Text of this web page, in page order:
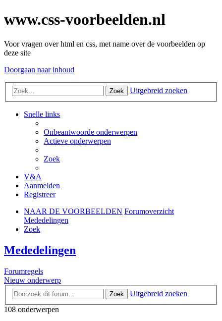
www.css-voorbeelden.nl
Voor vragen over html en css, met name over de voorbeelden op
deze site
Doorgaan naar inhoud
Zoek Uitgebreid zoeken
Snelle links
Onbeantwoorde onderwerpen
Actieve onderwerpen
Zoek
V&A
Aanmelden
Registreer
NAAR DE VOORBEELDEN Forumoverzicht
Mededelingen
Zoek
Mededelingen
Forumregels
Nieuw onderwerp
Zoek
Uitgebreid zoeken
108 onderwerpen